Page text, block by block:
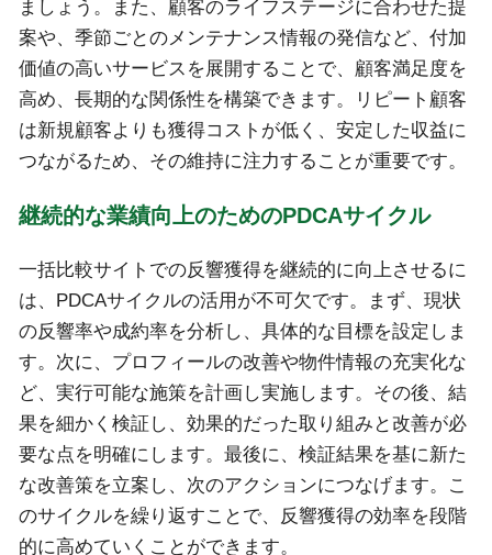
ましょう。また、顧客のライフステージに合わせた提
案や、季節ごとのメンテナンス情報の発信など、付加
価値の高いサービスを展開することで、顧客満足度を
高め、長期的な関係性を構築できます。リピート顧客
は新規顧客よりも獲得コストが低く、安定した収益に
つながるため、その維持に注力することが重要です。
継続的な業績向上のためのPDCAサイクル
一括比較サイトでの反響獲得を継続的に向上させるに
は、PDCAサイクルの活用が不可欠です。まず、現状
の反響率や成約率を分析し、具体的な目標を設定しま
す。次に、プロフィールの改善や物件情報の充実化な
ど、実行可能な施策を計画し実施します。その後、結
果を細かく検証し、効果的だった取り組みと改善が必
要な点を明確にします。最後に、検証結果を基に新た
な改善策を立案し、次のアクションにつなげます。こ
のサイクルを繰り返すことで、反響獲得の効率を段階
的に高めていくことができます。